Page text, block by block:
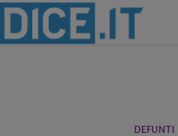
DEFUNTI